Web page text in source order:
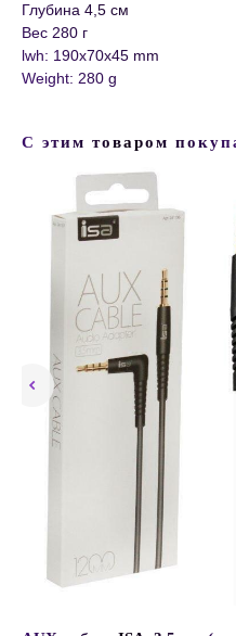
Глубина 4,5 см
Вес 280 г
lwh: 190x70x45 mm
Weight: 280 g
С этим товаром